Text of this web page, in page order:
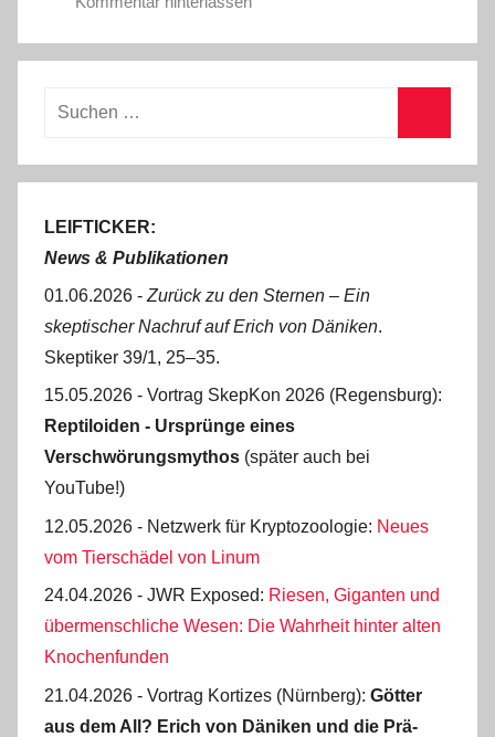
Suchen
LEIFTICKER:
News & Publikationen
01.06.2026 - Zurück zu den Sternen ‒ Ein
skeptischer Nachruf auf Erich von Däniken.
Skeptiker 39/1, 25‒35.
15.05.2026 - Vortrag SkepKon 2026 (Regensburg):
Reptiloiden - Ursprünge eines
Verschwörungsmythos (später auch bei
YouTube!)
12.05.2026 - Netzwerk für Kryptozoologie: Neues
vom Tierschädel von Linum
24.04.2026 - JWR Exposed: Riesen, Giganten und
übermenschliche Wesen: Die Wahrheit hinter alten
Knochenfunden
21.04.2026 - Vortrag Kortizes (Nürnberg): Götter
aus dem All? Erich von Däniken und die Prä-